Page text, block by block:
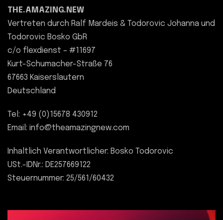
THE.AMAZING.NEW
Vertreten durch Ralf Mardeis & Todorovic Johanna und
Todorovic Bosko GbR
c/o flexdienst – #11697
Kurt-Schumacher-Straße 76
67663 Kaiserslautern
Deutschland
Tel: +49 (0)15678 430912
Email: info@theamazingnew.com
Inhaltlich Verantwortlicher: Bosko Todorovic
USt.-IDNr.: DE257669122
Steuernummer: 25/561/60432